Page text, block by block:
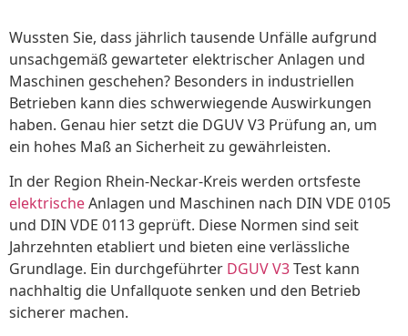
Wussten Sie, dass jährlich tausende Unfälle aufgrund
unsachgemäß gewarteter elektrischer Anlagen und
Maschinen geschehen? Besonders in industriellen
Betrieben kann dies schwerwiegende Auswirkungen
haben. Genau hier setzt die DGUV V3 Prüfung an, um
ein hohes Maß an Sicherheit zu gewährleisten.
In der Region Rhein-Neckar-Kreis werden ortsfeste
elektrischeAnlagen und Maschinen nach DIN VDE 0105
und DIN VDE 0113 geprüft. Diese Normen sind seit
Jahrzehnten etabliert und bieten eine verlässliche
Grundlage. Ein durchgeführter DGUV V3Test kann
nachhaltig die Unfallquote senken und den Betrieb
sicherer machen.